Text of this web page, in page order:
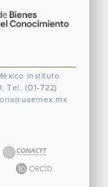
Instituto
Tel. (01-722)